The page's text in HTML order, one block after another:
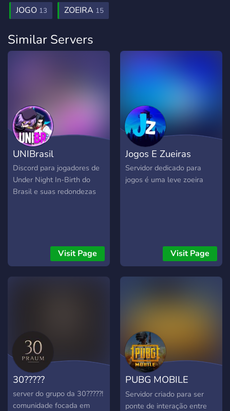
JOGO 13 ZOEIRA 15
Similar Servers
UNIBrasil
Discord para jogadores de
Under Night In-Birth do
Brasil e suas redondezas
Visit Page
Jogos E Zueiras
Servidor dedicado para
jogos é uma leve zoeira
Visit Page
30?????
server do grupo da 30?????!
comunidade focada em
PUBG MOBILE
comunidade??
Servidor criado para ser
ponte de interação entre